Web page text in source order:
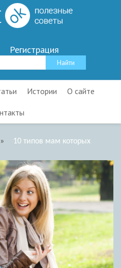
Регистрация
Истории О сайте
»
10 типов мам которых